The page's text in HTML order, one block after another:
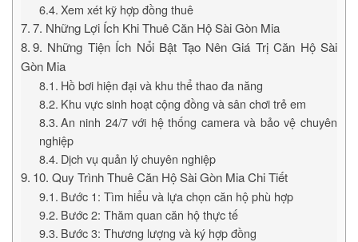
Xem xét kỹ hợp đồng thuê
7. Những Lợi Ích Khi Thuê Căn Hộ Sài Gòn Mia
9. Những Tiện Ích Nổi Bật Tạo Nên Giá Trị Căn Hộ Sài
Gòn Mia
Hồ bơi hiện đại và khu thể thao đa năng
Khu vực sinh hoạt cộng đồng và sân chơi trẻ em
An ninh 24/7 với hệ thống camera và bảo vệ chuyên
nghiệp
Dịch vụ quản lý chuyên nghiệp
10. Quy Trình Thuê Căn Hộ Sài Gòn Mia Chi Tiết
Bước 1: Tìm hiểu và lựa chọn căn hộ phù hợp
Bước 2: Thăm quan căn hộ thực tế
Bước 3: Thương lượng và ký hợp đồng